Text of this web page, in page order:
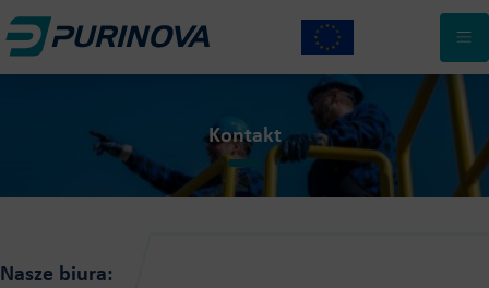
ZRÓWNOWAŻONE POLIOLE POLIESTROWE
KLEJE POLIURETANOWE
POSADZKI ŻYWICZNE
#POZYTYWNACHEMIA
BLOG
Kontakt
Nasze biura: